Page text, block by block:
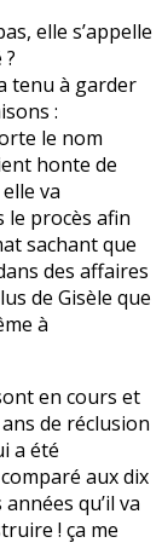
elle s’appelle
tenu à garder
:
le nom
honte de
va
le procès afin
sachant que
des affaires
de Gisèle que
à
en cours et
de réclusion
a été
aux dix
qu’il va
! ça me